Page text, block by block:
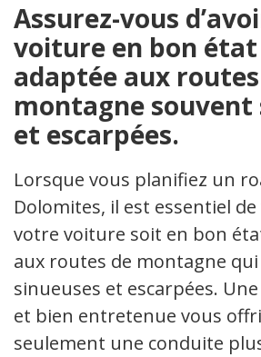
Assurez-vous
voiture en bon
adaptée aux
montagne souvent
et escarpées.
Lorsque vous planifiez un
Dolomites, il est essentiel de
votre voiture soit en bon
aux routes de montagne
sinueuses et escarpées.
et bien entretenue vous
seulement une conduite